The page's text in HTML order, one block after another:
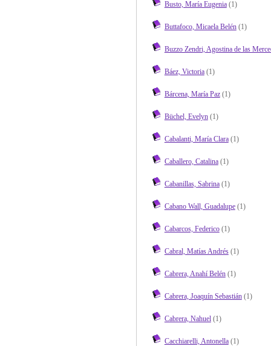
Busto, María Eugenia(1)
Buttafoco, Micaela Belén(1)
Buzzo Zendri, Agostina de las
Báez, Victoria(1)
Bárcena, María Paz(1)
Büchel, Evelyn(1)
Cabalanti, María Clara(1)
Caballero, Catalina(1)
Cabanillas, Sabrina(1)
Cabano Wall, Guadalupe(1)
Cabarcos, Federico(1)
Cabral, Matías Andrés(1)
Cabrera, Anahí Belén(1)
Cabrera, Joaquín Sebastián(1)
Cabrera, Nahuel(1)
Cacchiarelli, Antonella(1)